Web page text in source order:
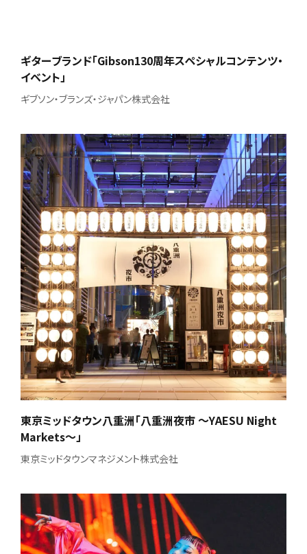
ギターブランド「Gibson130周年スペシャルコンテンツ・
イベント」
ギブソン・ブランズ・ジャパン株式会社
東京ミッドタウン八重洲「八重洲夜市 ～YAESU Night
Markets～」
東京ミッドタウンマネジメント株式会社